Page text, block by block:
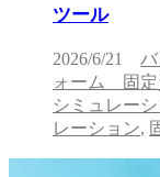
ツール
2026/6/21
ォーム 固定
シミュレー
レーション,